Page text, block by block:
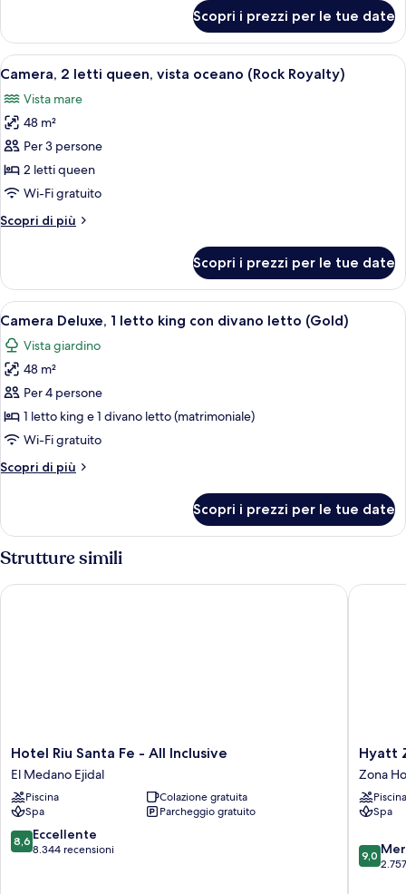
oceano
(Rock,
Personal
Assistant)
2
camere
da
vista
oceano
Personal
Assistant)
Scopri i prezzi per le tue date
Apri
tutte
le
foto
per
Camera,
2
queen,
(Rock
Royalty)
Camera d'albergo con due letti,
9
Camera, 2 letti queen, vista oceano (Rock Royalty)
Vista mare
48 m²
Per 3 persone
2 letti queen
Wi-Fi gratuito
Scopri di più
Altri
2
letti
queen,
oceano
(Rock
Scopri i prezzi per le tue date
Apri
tutte
le
foto
per
Camera
Deluxe,
letto
divano
letto
(Gold)
Una moderna camera d'hotel con un
7
Camera Deluxe, 1 letto king con divano letto (Gold)
Vista giardino
48 m²
Per 4 persone
1 letto king e 1 divano letto (matrimoniale)
Wi-Fi gratuito
Scopri di più
Altri
Deluxe,
letto
con
Scopri i prezzi per le tue date
Strutture simili
Hotel
Riu
Santa
Fe
-
All
Inclusive
Hotel Riu Santa Fe - All Inclusive
El Medano Ejidal
Piscina
Colazione gratuita
Spa
Parcheggio gratuito
8.6
su
8,6 Eccellente
8.344 recensioni
Hotel Riu Santa Fe - All Inclusive
Hyatt
Ziva
Los
Cabos-
All
Zona
Hotelera
Hyatt
Zona
Piscina
Spa
9.0
su
9,0
Hyatt